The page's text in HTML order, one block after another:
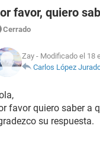
favor, quiero
Cerrado
Zay - Modificado el 18
Carlos López
favor quiero saber a
su respuesta.